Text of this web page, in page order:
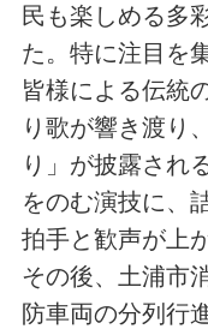
民も楽しめる多
た。特に注目を
皆様による伝統
り歌が響き渡り
り」が披露され
をのむ演技に、
拍手と歓声が上
その後、土浦市
防車両の分列行